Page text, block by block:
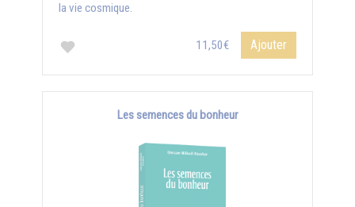
la vie cosmique.
11,50€ Ajouter
Les semences du bonheur